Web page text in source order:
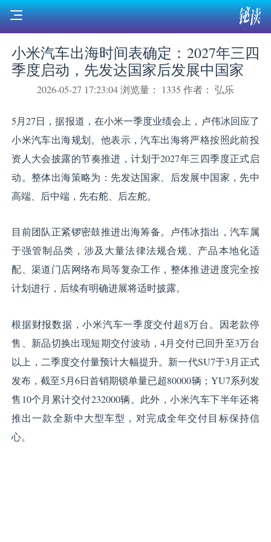
小米汽车出海时间表确定：2027年三四
季度启动，先发达国家后发展中国家
2026-05-27 17:23:04浏览量： 1335 作者： 弘乐
5月27日，据报道，在小米一季度业绩会上，卢伟冰回应了
小米汽车出海规划。他表示，汽车出海将严格按照此前投
资人大会披露的节奏推进，计划于2027年三四季度正式启
动。整体出海策略为：先发达国家、后发展中国家，先中
高端、后中端，先右舵、后左舵。
目前团队正紧锣密鼓推进出海筹备。卢伟冰指出，汽车属
于强管制品类，涉及大量法律法规合规、产品本地化适
配、渠道门店网络布局等复杂工作，整体推进进度完全按
计划进行，后续有明确进展将适时披露。
根据财报数据，小米汽车一季度交付超8万台。因老款停
售、新品切换出现短期交付波动，4月交付已回升至3万台
以上，二季度交付量预计大幅提升。新一代SU7于3月正式
发布，截至5月6日首销期锁单量已超80000辆；YU7系列发
售10个月累计交付232000辆。此外，小米汽车下半年还将
推出一款全新中大型车型，对完成全年交付目标保持信
心。